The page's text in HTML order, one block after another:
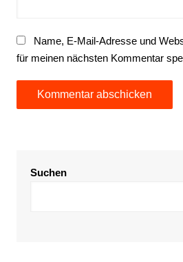
Name, E-Mail-Adresse und
für meinen nächsten Kommentar
Suchen